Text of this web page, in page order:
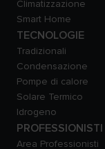
Climatizzazione
Smart Home
TECNOLOGIE
Tradizionali
Condensazione
Pompe di calore
Solare Termico
Idrogeno
PROFESSIONISTI
Area Professionisti